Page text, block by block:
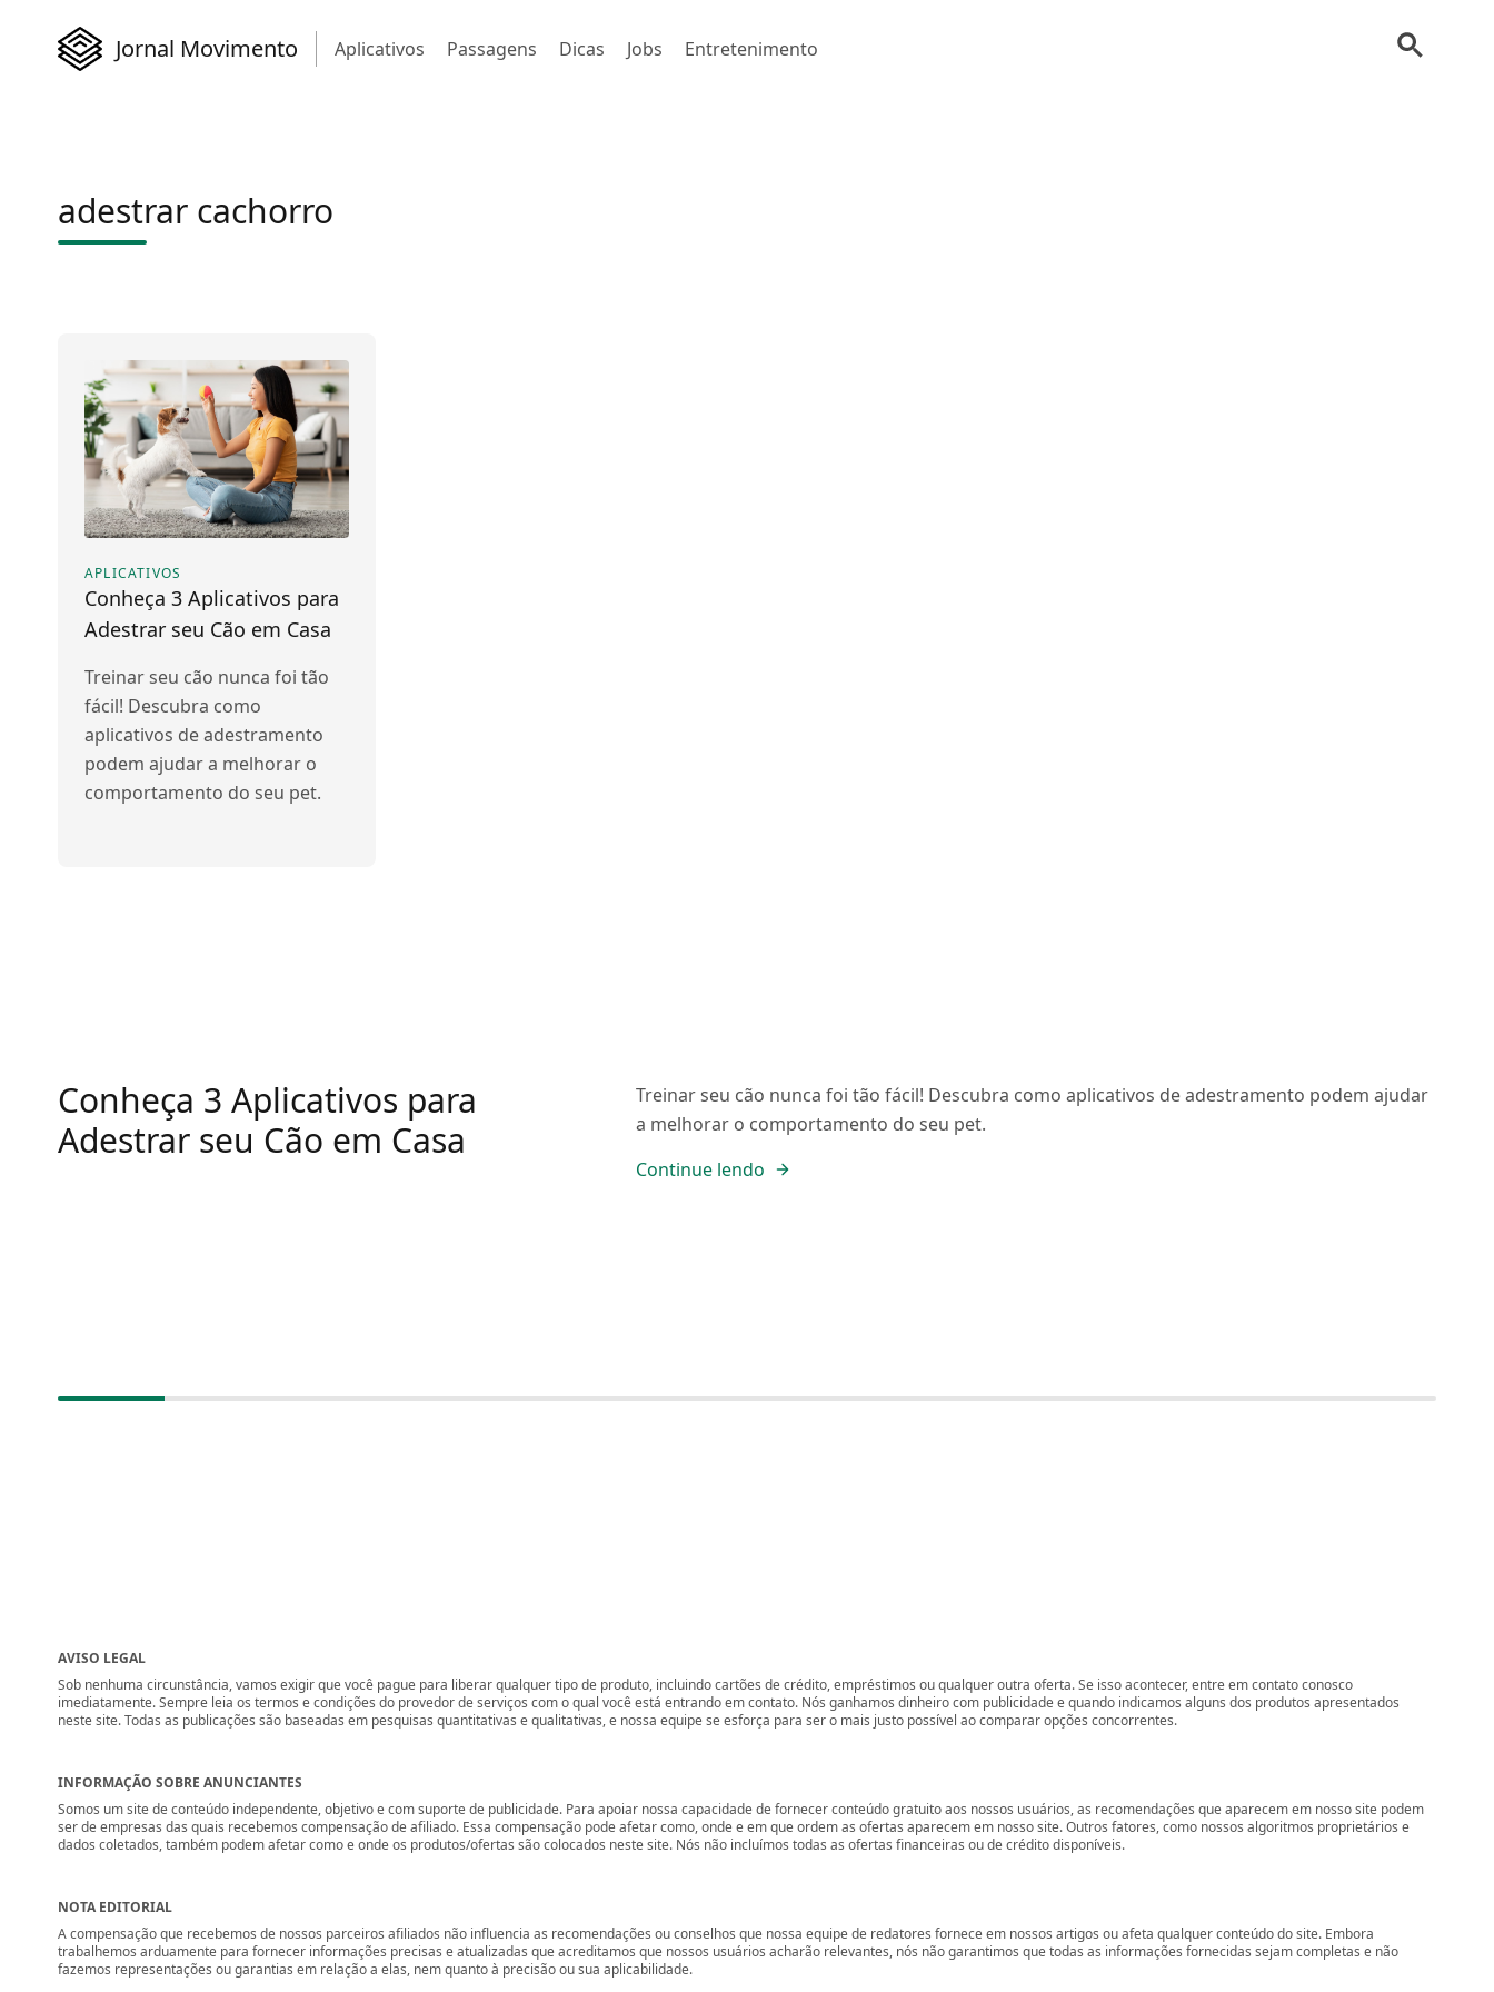
Jornal Movimento Aplicativos Passagens Dicas Jobs Entretenimento
adestrar cachorro
APLICATIVOS
Conheça 3 Aplicativos para
Adestrar seu Cão em Casa
Treinar seu cão nunca foi tão
fácil! Descubra como
aplicativos de adestramento
podem ajudar a melhorar o
comportamento do seu pet.
Conheça 3 Aplicativos para
Adestrar seu Cão em Casa
Treinar seu cão nunca foi tão fácil! Descubra como aplicativos de adestramento podem ajudar
a melhorar o comportamento do seu pet.
Continue lendo
AVISO LEGAL
Sob nenhuma circunstância, vamos exigir que você pague para liberar qualquer tipo de produto, incluindo cartões de crédito, empréstimos ou qualquer outra oferta. Se isso acontecer, entre em contato conosco
imediatamente. Sempre leia os termos e condições do provedor de serviços com o qual você está entrando em contato. Nós ganhamos dinheiro com publicidade e quando indicamos alguns dos produtos apresentados
neste site. Todas as publicações são baseadas em pesquisas quantitativas e qualitativas, e nossa equipe se esforça para ser o mais justo possível ao comparar opções concorrentes.
INFORMAÇÃO SOBRE ANUNCIANTES
Somos um site de conteúdo independente, objetivo e com suporte de publicidade. Para apoiar nossa capacidade de fornecer conteúdo gratuito aos nossos usuários, as recomendações que aparecem em nosso site podem
ser de empresas das quais recebemos compensação de afiliado. Essa compensação pode afetar como, onde e em que ordem as ofertas aparecem em nosso site. Outros fatores, como nossos algoritmos proprietários e
dados coletados, também podem afetar como e onde os produtos/ofertas são colocados neste site. Nós não incluímos todas as ofertas financeiras ou de crédito disponíveis.
NOTA EDITORIAL
A compensação que recebemos de nossos parceiros afiliados não influencia as recomendações ou conselhos que nossa equipe de redatores fornece em nossos artigos ou afeta qualquer conteúdo do site. Embora
trabalhemos arduamente para fornecer informações precisas e atualizadas que acreditamos que nossos usuários acharão relevantes, nós não garantimos que todas as informações fornecidas sejam completas e não
fazemos representações ou garantias em relação a elas, nem quanto à precisão ou sua aplicabilidade.